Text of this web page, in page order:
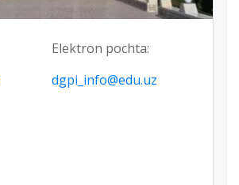
Elektron pochta:
dgpi_info@edu.uz